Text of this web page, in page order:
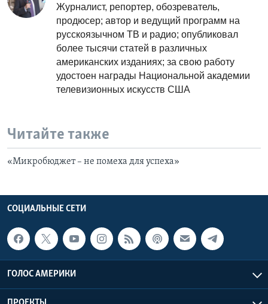
Журналист, репортер, обозреватель,
продюсер; автор и ведущий программ на
русскоязычном ТВ и радио; опубликовал
более тысячи статей в различных
американских изданиях; за свою работу
удостоен награды Национальной академии
телевизионных искусств США
Читайте также
«Микробюджет – не помеха для успеха»
СОЦИАЛЬНЫЕ СЕТИ
ГОЛОС АМЕРИКИ